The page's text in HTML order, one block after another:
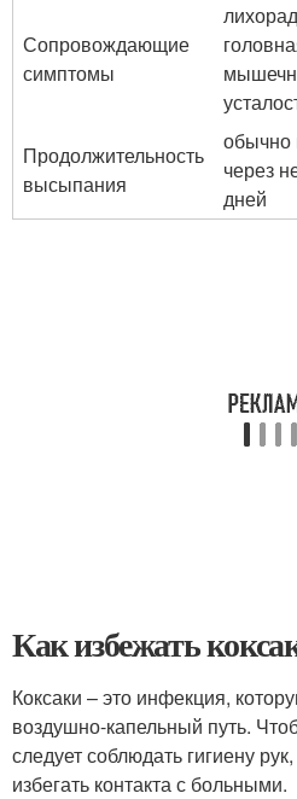
Сопровождающие
симптомы
Продолжительность
высыпания
обычно
через
дней
Как избежать
Коксаки – это инфекция,
воздушно-капельный путь.
следует соблюдать гигиену
избегать контакта с больными.